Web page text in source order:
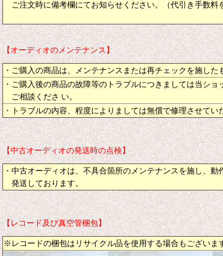
ご注文時に備考欄にてお知らせください。（代引き手数料
【オーディオのメンテナンス】
・ご購入の商品は、メンテナンスまたは再チェックを施し
・ご購入後の商品の故障等のトラブルにつきましては当ショ
ご相談くださ い。
・トラブルの内容、程度によりましては無償で修理させてい
【中古オーディオの発送時の点検】
・中古オーディオは、不具合箇所のメンテナンスを施し、動
発送しております。
【レコード及び真空管梱包】
※レコードの梱包はリサイクル品を使用する場合もございま